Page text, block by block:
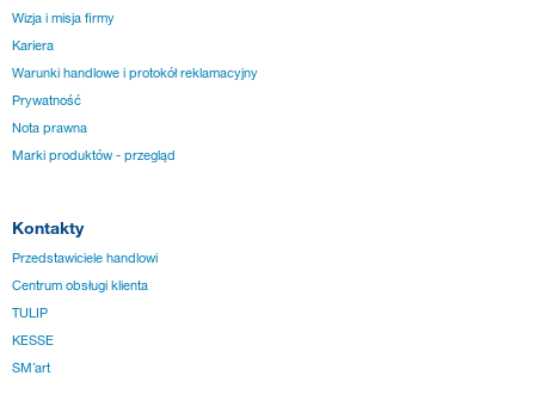
Wizja i misja firmy
Kariera
Warunki handlowe i protokół reklamacyjny
Prywatność
Nota prawna
Marki produktów - przegląd
Kontakty
Przedstawiciele handlowi
Centrum obsługi klienta
TULIP
KESSE
SM´art